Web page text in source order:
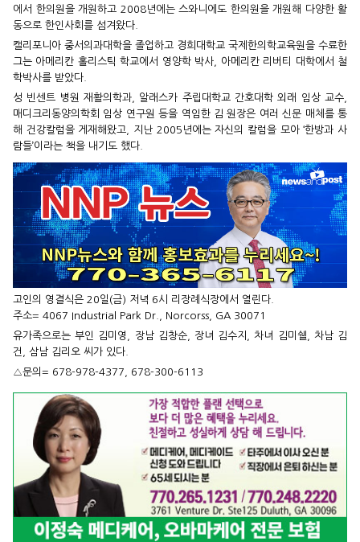
에서 한의원을 개원하고 2008년에는 스와니에도 한의원을 개원해 다양한 활
동으로 한인사회를 섬겨왔다.
캘리포니아 중서의과대학을 졸업하고 경희대학교 국제한의학교육원을 수료한
그는 아메리칸 홀리스틱 학교에서 영양학 박사, 아메리칸 리버티 대학에서 철
학박사를 받았다.
성 빈센트 병원 재활의학과, 알래스카 주립대학교 간호대학 외래 임상 교수,
매디크리동양의학회 임상 연구원 등을 역임한 김 원장은 여러 신문 매체를 통
해 건강칼럼을 게재해왔고, 지난 2005년에는 자신의 칼럼을 모아 ‘한방과 사
람들’이라는 책을 내기도 했다.
고인의 영결식은 20일(금) 저녁 6시 리장례식장에서 열린다.
주소= 4067 Industrial Park Dr., Norcorss, GA 30071
유가족으로는 부인 김미영, 장남 김창순, 장녀 김수지, 차녀 김미쉘, 차남 김
건, 삼남 김리오 씨가 있다.
△문의= 678-978-4377, 678-300-6113